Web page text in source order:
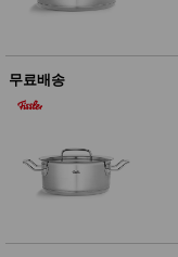
무료배송